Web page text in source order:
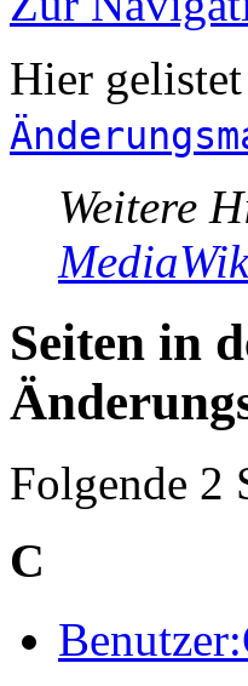
Hier
Weitere
Seiten in
Folgende 2
C